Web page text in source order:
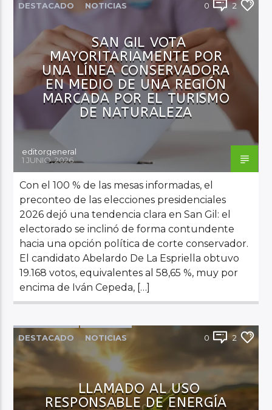
DESTACADO NOTICIAS 0 2
SAN GIL VOTA
MAYORITARIAMENTE POR
UNA LÍNEA CONSERVADORA
EN MEDIO DE UNA REGIÓN
MARCADA POR EL TURISMO
DE NATURALEZA
editorgeneral
1 JUNIO, 2026
Con el 100 % de las mesas informadas, el
preconteo de las elecciones presidenciales
2026 dejó una tendencia clara en San Gil: el
electorado se inclinó de forma contundente
hacia una opción política de corte conservador.
El candidato Abelardo De La Espriella obtuvo
19.168 votos, equivalentes al 58,65 %, muy por
encima de Iván Cepeda, […]
DESTACADO NOTICIAS 0 2
LLAMADO AL USO
RESPONSABLE DE ENERGÍA